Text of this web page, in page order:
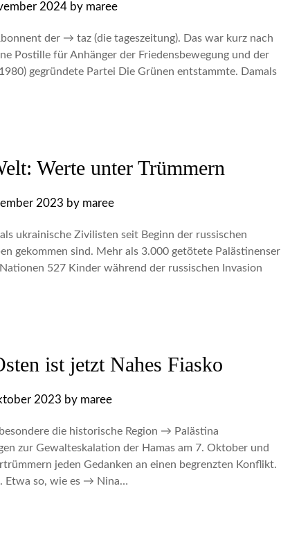
2024 by maree
der → taz (die tageszeitung). Das war kurz nach
Postille für Anhänger der Friedensbewegung und der
gegründete Partei Die Grünen entstammte. Damals
Werte unter Trümmern
2023 by maree
ukrainische Zivilisten seit Beginn der russischen
gekommen sind. Mehr als 3.000 getötete Palästinenser
527 Kinder während der russischen Invasion
ist jetzt Nahes Fiasko
2023 by maree
die historische Region → Palästina
zur Gewalteskalation der Hamas am 7. Oktober und
jeden Gedanken an einen begrenzten Konflikt.
Etwa so, wie es → Nina…